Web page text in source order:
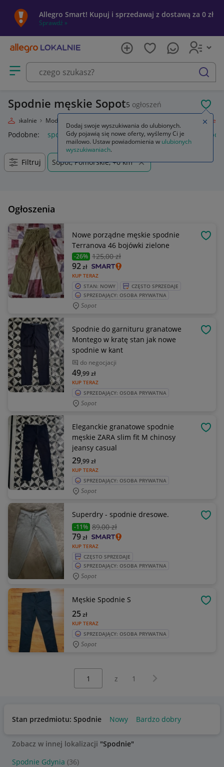
Allegro Smart! Kupuj i sprzedawaj z dostawą za 0 zł
Sprawdź »
Otwórz menu z kategoriami
szukaj
Spodnie męskie Sopot5 ogłoszeń
Lokalnie Moda Spodnie
Podobne: spodnie spodnie robocze spodnie męskie
Filtruj Sopot, Pomorskie, +0 km
Ogłoszenia
Nowe porządne męskie spodnie
Terranova 46 bojówki zielone
-26% 125,00 zł
KUP TERAZ
92zł
STAN: NOWY
CZĘSTO SPRZEDAJE
SPRZEDAJĄCY: OSOBA PRYWATNA
Sopot
Spodnie do garnituru granatowe
Montego w kratę stan jak nowe
spodnie w kant
do negocjacji
KUP TERAZ
49,99zł
SPRZEDAJĄCY: OSOBA PRYWATNA
Sopot
Eleganckie granatowe spodnie
męskie ZARA slim fit M chinosy
jeansy casual
KUP TERAZ
29,99zł
SPRZEDAJĄCY: OSOBA PRYWATNA
Sopot
Superdry - spodnie dresowe.
-11% 89,00 zł
KUP TERAZ
79zł
CZĘSTO SPRZEDAJE
SPRZEDAJĄCY: OSOBA PRYWATNA
Sopot
Męskie Spodnie S
KUP TERAZ
25zł
SPRZEDAJĄCY: OSOBA PRYWATNA
Sopot
z 1 Następna strona
Stan przedmiotu: Spodnie Nowy Bardzo dobry
Zobacz w innej lokalizacji "Spodnie"
Spodnie Gdynia (36)
Dodaj swoje wyszukiwania do ulubionych.
Gdy pojawią się nowe oferty, wyślemy Ci je
mailowo. Ustaw powiadomienia w ulubionych
wyszukiwaniach.